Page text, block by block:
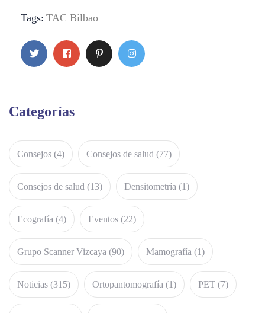
Tags: TAC Bilbao
Categorías
Consejos (4) Consejos de salud (77)
Consejos de salud (13) Densitometría (1)
Ecografía (4) Eventos (22)
Grupo Scanner Vizcaya (90) Mamografía (1)
Noticias (315) Ortopantomografía (1) PET (7)